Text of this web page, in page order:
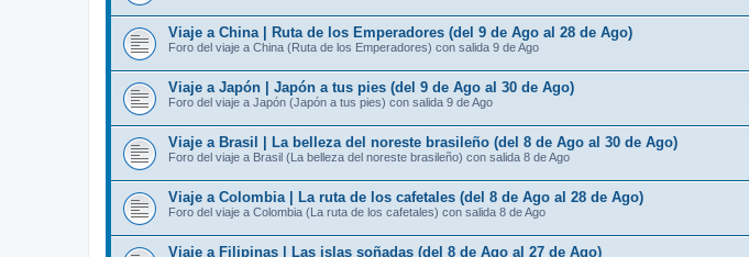
Viaje a China | Ruta de los Emperadores (del 9 de Ago al 28 de Ago)
Foro del viaje a China (Ruta de los Emperadores) con salida 9 de Ago
Viaje a Japón | Japón a tus pies (del 9 de Ago al 30 de Ago)
Foro del viaje a Japón (Japón a tus pies) con salida 9 de Ago
Viaje a Brasil | La belleza del noreste brasileño (del 8 de Ago al 30 de Ago)
Foro del viaje a Brasil (La belleza del noreste brasileño) con salida 8 de Ago
Viaje a Colombia | La ruta de los cafetales (del 8 de Ago al 28 de Ago)
Foro del viaje a Colombia (La ruta de los cafetales) con salida 8 de Ago
Viaje a Filipinas | Las islas soñadas (del 8 de Ago al 27 de Ago)